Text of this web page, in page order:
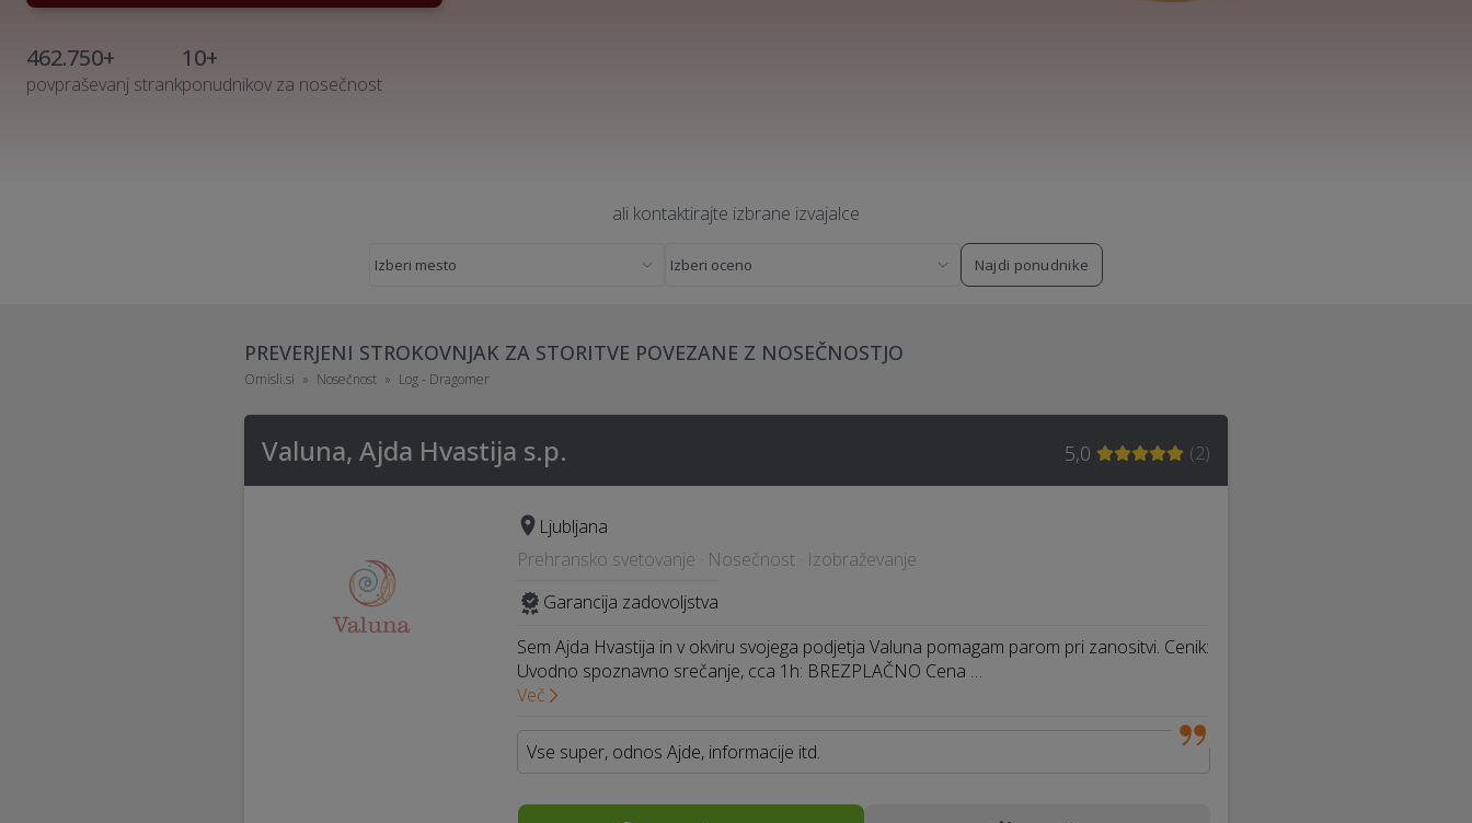
462.750+
povpraševanj strank
10+
ponudnikov za nosečnost
ali kontaktirajte izbrane izvajalce
Najdi ponudnike
PREVERJENI STROKOVNJAK ZA STORITVE POVEZANE Z NOSEČNOSTJO
Omisli.si Nosečnost Log - Dragomer
Valuna, Ajda Hvastija s.p. 5,0 (2)
Ljubljana
Prehransko svetovanje · Nosečnost · Izobraževanje
Garancija zadovoljstva
Sem Ajda Hvastija in v okviru svojega podjetja Valuna pomagam parom pri zanositvi. Cenik:
Uvodno spoznavno srečanje, cca 1h: BREZPLAČNO Cena …
Več
Vse super, odnos Ajde, informacije itd.